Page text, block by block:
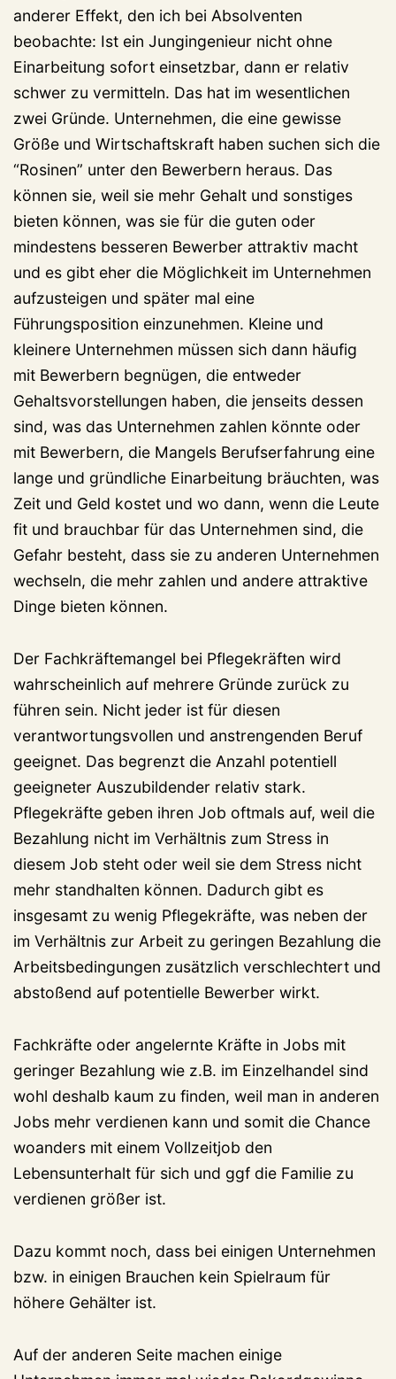
anderer Effekt, den ich bei Absolventen
beobachte: Ist ein Jungingenieur nicht ohne
Einarbeitung sofort einsetzbar, dann er relativ
schwer zu vermitteln. Das hat im wesentlichen
zwei Gründe. Unternehmen, die eine gewisse
Größe und Wirtschaftskraft haben suchen sich die
“Rosinen” unter den Bewerbern heraus. Das
können sie, weil sie mehr Gehalt und sonstiges
bieten können, was sie für die guten oder
mindestens besseren Bewerber attraktiv macht
und es gibt eher die Möglichkeit im Unternehmen
aufzusteigen und später mal eine
Führungsposition einzunehmen. Kleine und
kleinere Unternehmen müssen sich dann häufig
mit Bewerbern begnügen, die entweder
Gehaltsvorstellungen haben, die jenseits dessen
sind, was das Unternehmen zahlen könnte oder
mit Bewerbern, die Mangels Berufserfahrung eine
lange und gründliche Einarbeitung bräuchten, was
Zeit und Geld kostet und wo dann, wenn die Leute
fit und brauchbar für das Unternehmen sind, die
Gefahr besteht, dass sie zu anderen Unternehmen
wechseln, die mehr zahlen und andere attraktive
Dinge bieten können.
Der Fachkräftemangel bei Pflegekräften wird
wahrscheinlich auf mehrere Gründe zurück zu
führen sein. Nicht jeder ist für diesen
verantwortungsvollen und anstrengenden Beruf
geeignet. Das begrenzt die Anzahl potentiell
geeigneter Auszubildender relativ stark.
Pflegekräfte geben ihren Job oftmals auf, weil die
Bezahlung nicht im Verhältnis zum Stress in
diesem Job steht oder weil sie dem Stress nicht
mehr standhalten können. Dadurch gibt es
insgesamt zu wenig Pflegekräfte, was neben der
im Verhältnis zur Arbeit zu geringen Bezahlung die
Arbeitsbedingungen zusätzlich verschlechtert und
abstoßend auf potentielle Bewerber wirkt.
Fachkräfte oder angelernte Kräfte in Jobs mit
geringer Bezahlung wie z.B. im Einzelhandel sind
wohl deshalb kaum zu finden, weil man in anderen
Jobs mehr verdienen kann und somit die Chance
woanders mit einem Vollzeitjob den
Lebensunterhalt für sich und ggf die Familie zu
verdienen größer ist.
Dazu kommt noch, dass bei einigen Unternehmen
bzw. in einigen Brauchen kein Spielraum für
höhere Gehälter ist.
Auf der anderen Seite machen einige